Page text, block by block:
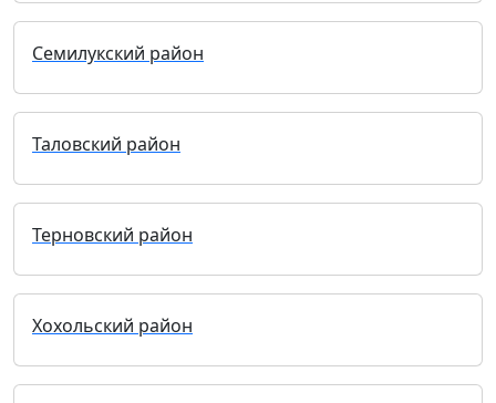
Семилукский район
Таловский район
Терновский район
Хохольский район